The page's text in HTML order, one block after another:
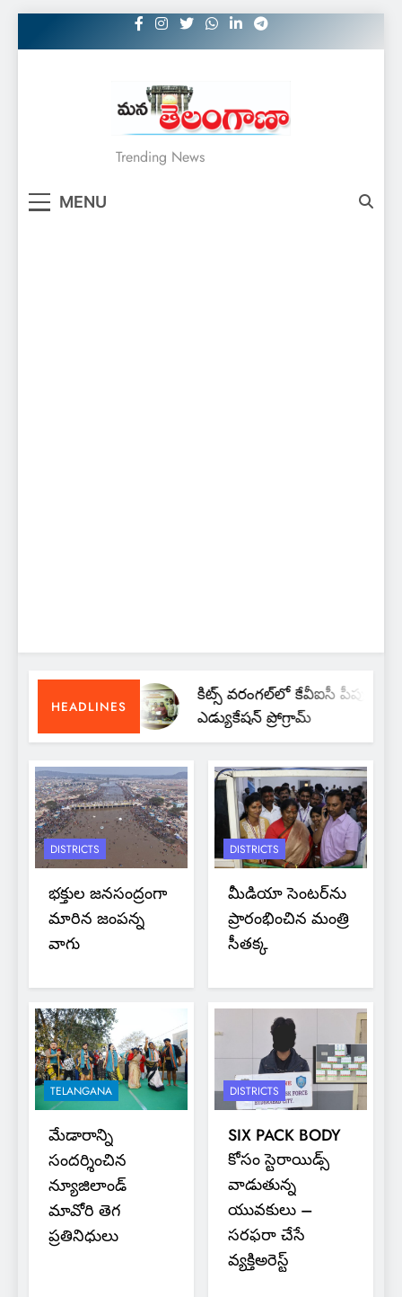
to
MANATELANGANAA
Trending News
MENU
HEADLINES
కిట్స్ వరంగల్‌లో కేవీఐసీ పీపుల్స్
ఎడ్యుకేషన్ ప్రోగ్రామ్
DISTRICTS
భక్తుల జనసంద్రంగా
మారిన జంపన్న
వాగు
DISTRICTS
మీడియా సెంటర్‌ను
ప్రారంభించిన మంత్రి
సీతక్క
TELANGANA
మేడారాన్ని
సందర్శించిన
న్యూజిలాండ్
మావోరి తెగ
ప్రతినిధులు
DISTRICTS
SIX PACK BODY
కోసం స్టెరాయిడ్స్
వాడుతున్న
యువకులు –
సరఫరా చేసే
వ్యక్తిఅరెస్ట్